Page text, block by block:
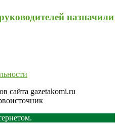
назначили
сайта gazetakomi.ru